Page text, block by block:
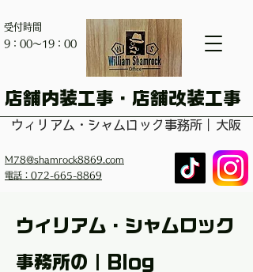
受付時間
​9：00～19：00
​店舗内装工事・店舗改装工事
ウィリアム・シャムロック事務所｜大阪
M78@shamrock8869.com
電話：072-665-8869
ウィリアム・シャムロック
事務所の｜Blog